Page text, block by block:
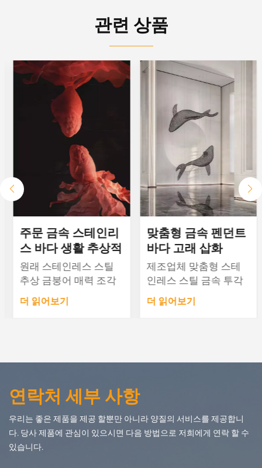
관련 상품
주문 금속 스테인리
스 바다 생활 추상적
인 금붕어 삽화
원래 스테인레스 스틸
추상 금붕어 매력 조각
호텔 로비 클럽 하우스
전시장 사용자 정의 교
에서 수십 미터)색깔: 주
수 있습니다공사기간 :
도면완료 후 15~30일지
불 방법 : 생산 시작 시
50% 보증금, 배송 시 잔
액 50% 지불우리는 귀
더 읽어보기
맞춤형 금속 펜던트
바다 고래 삽화
제조업체 맞춤형 스테
인레스 스틸 금속 투각
돌고래 고래 철 바다 동
물 조각 장식 장치. 자료:
아서 만들어질 수 있습
금, 배송 시 잔액 50% 지
불우리는 귀하의 사진
더 읽어보기
연락처 세부 사항
우리는 좋은 제품을 제공 할뿐만 아니라 양질의 서비스를 제공합니
다. 당사 제품에 관심이 있으시면 다음 방법으로 저희에게 연락 할 수
있습니다.